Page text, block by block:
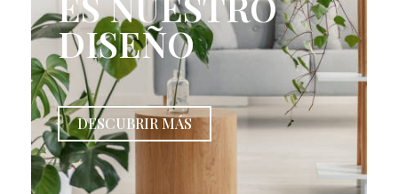
DISEÑO
DESCUBRIR MÁS